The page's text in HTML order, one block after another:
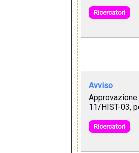
Ricercatori
Avviso
11/HIST-03,
Ricercatori